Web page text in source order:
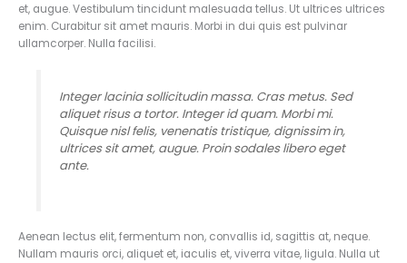
et, augue. Vestibulum tincidunt malesuada tellus. Ut ultrices ultrices
enim. Curabitur sit amet mauris. Morbi in dui quis est pulvinar
ullamcorper. Nulla facilisi.
Integer lacinia sollicitudin massa. Cras metus. Sed
aliquet risus a tortor. Integer id quam. Morbi mi.
Quisque nisl felis, venenatis tristique, dignissim in,
ultrices sit amet, augue. Proin sodales libero eget
ante.
Aenean lectus elit, fermentum non, convallis id, sagittis at, neque.
Nullam mauris orci, aliquet et, iaculis et, viverra vitae, ligula. Nulla ut